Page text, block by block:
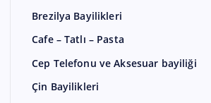
Brezilya Bayilikleri
Cafe – Tatlı – Pasta
Cep Telefonu ve Aksesuar bayiliği
Çin Bayilikleri